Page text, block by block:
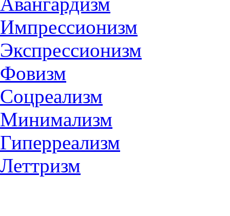
Импрессионизм
Экспрессионизм
Фовизм
Соцреализм
Минимализм
Гиперреализм
Леттризм